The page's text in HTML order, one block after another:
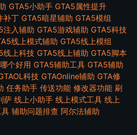
GTA5小助手 GTA5属性提升
补丁 GTA5暗星辅助 GTA5模组
注入辅助 GTA5游戏辅助 GTA5科技
线上模式辅助 GTA5线上模组
线上科技 GTA5线上辅助 GTA5脚本
个好用 GTA5辅助工具 GTA5辅助
科技 GTAOnline辅助 GTA修
任务助手 传送功能 修改器功能 刷
萨 线上小助手 线上模式工具 线上
辅助问题排查 阿尔法辅助